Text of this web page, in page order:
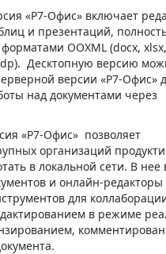
«Р7-Офис» включает
и презентаций,
OOXML (docx,
Десктопную версию
версии «Р7-Офис»
над документами через
«Р7-Офис» позволяет
организаций
в локальной сети. В нее
и онлайн-редакторы
для
в режиме